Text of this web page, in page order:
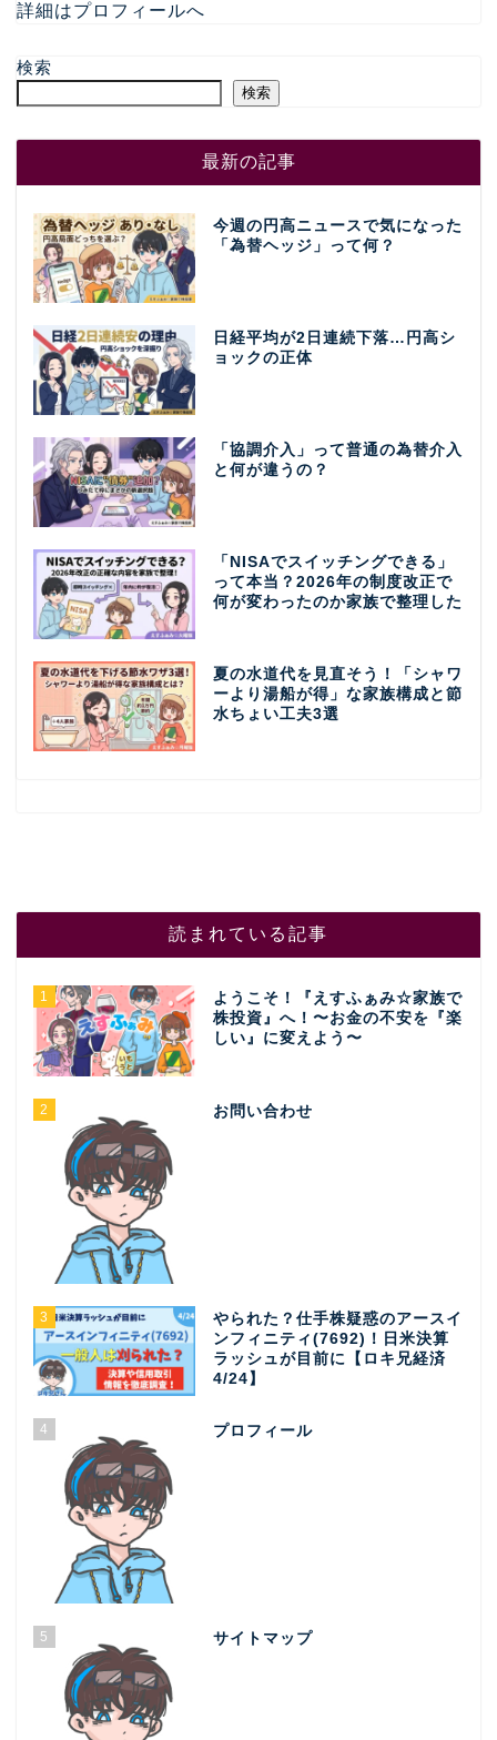
詳細はプロフィールへ
検索
検索
最新の記事
今週の円高ニュースで気になった
「為替ヘッジ」って何？
日経平均が2日連続下落…円高シ
ョックの正体
「協調介入」って普通の為替介入
と何が違うの？
「NISAでスイッチングできる」
って本当？2026年の制度改正で
何が変わったのか家族で整理した
夏の水道代を見直そう！「シャワ
ーより湯船が得」な家族構成と節
水ちょい工夫3選
読まれている記事
1
ようこそ！『えすふぁみ☆家族で
株投資』へ！〜お金の不安を『楽
しい』に変えよう〜
2 お問い合わせ
3
やられた？仕手株疑惑のアースイ
ンフィニティ(7692)！日米決算
ラッシュが目前に【ロキ兄経済
4/24】
4 プロフィール
5 サイトマップ